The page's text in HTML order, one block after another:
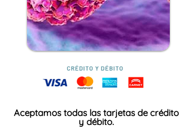
Aceptamos todas las tarjetas de crédito
y débito.